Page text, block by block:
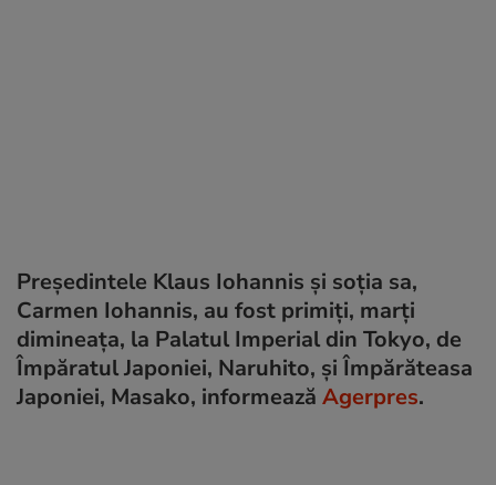
Preşedintele Klaus Iohannis şi soţia sa,
Carmen Iohannis, au fost primiţi, marţi
dimineaţa, la Palatul Imperial din Tokyo, de
Împăratul Japoniei, Naruhito, şi Împărăteasa
Japoniei, Masako, informează Agerpres.